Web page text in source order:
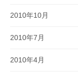
2010年10月
2010年7月
2010年4月